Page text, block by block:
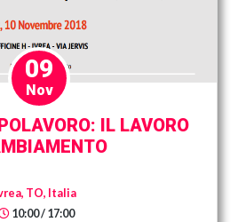
09
Nov
IL LAVORO
TO, Italia
10:00 / 17:00